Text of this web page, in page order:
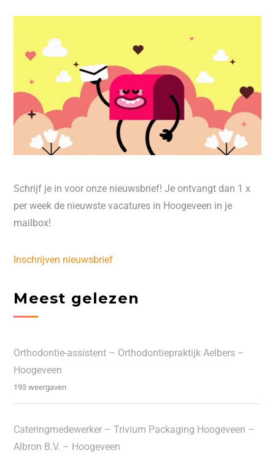
Schrijf je in voor onze nieuwsbrief! Je ontvangt dan 1 x
per week de nieuwste vacatures in Hoogeveen in je
mailbox!
Inschrijven nieuwsbrief
Meest gelezen
Orthodontie-assistent – Orthodontiepraktijk Aelbers –
Hoogeveen
193 weergaven
Cateringmedewerker – Trivium Packaging Hoogeveen –
Albron B.V. – Hoogeveen